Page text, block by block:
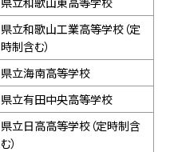
県立和歌山工業高等学校（定
時制含む）
県立海南高等学校
県立有田中央高等学校
県立日高高等学校（定時制含
む）